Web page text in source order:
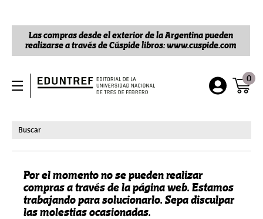
Las compras desde el exterior de la Argentina pueden
realizarse a través de Cúspide libros: www.cuspide.com
0
Por el momento no se pueden realizar
compras a través de la página web. Estamos
trabajando para solucionarlo. Sepa disculpar
las molestias ocasionadas.